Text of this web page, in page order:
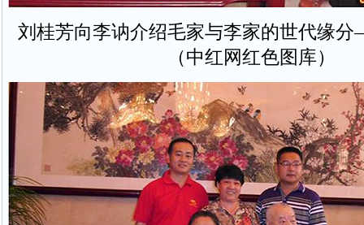
刘桂芳向李讷介绍毛家与李家的世代缘
（中红网红色图库）